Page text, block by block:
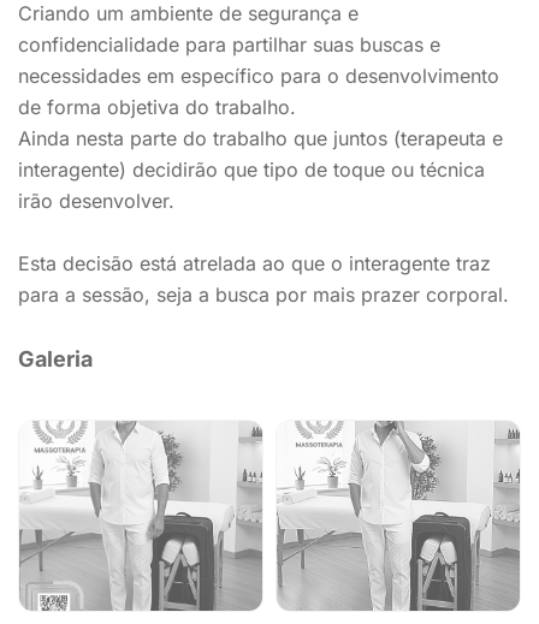
Criando um ambiente de segurança e
confidencialidade para partilhar suas buscas e
necessidades em específico para o desenvolvimento
de forma objetiva do trabalho.
Ainda nesta parte do trabalho que juntos (terapeuta e
interagente) decidirão que tipo de toque ou técnica
irão desenvolver.
Esta decisão está atrelada ao que o interagente traz
para a sessão, seja a busca por mais prazer corporal.
Galeria